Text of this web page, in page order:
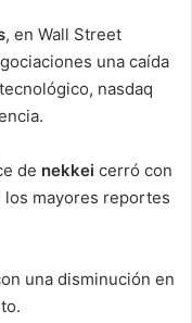
, en Wall Street
una caída
nasdaq
de nekkei cerró con
mayores reportes
una disminución en